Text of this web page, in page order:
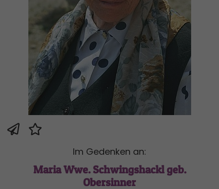
Im Gedenken an:
Maria Wwe. Schwingshackl geb.
Obersinner